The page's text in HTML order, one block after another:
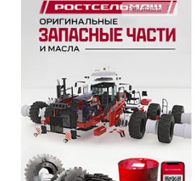
Реклама ⋮